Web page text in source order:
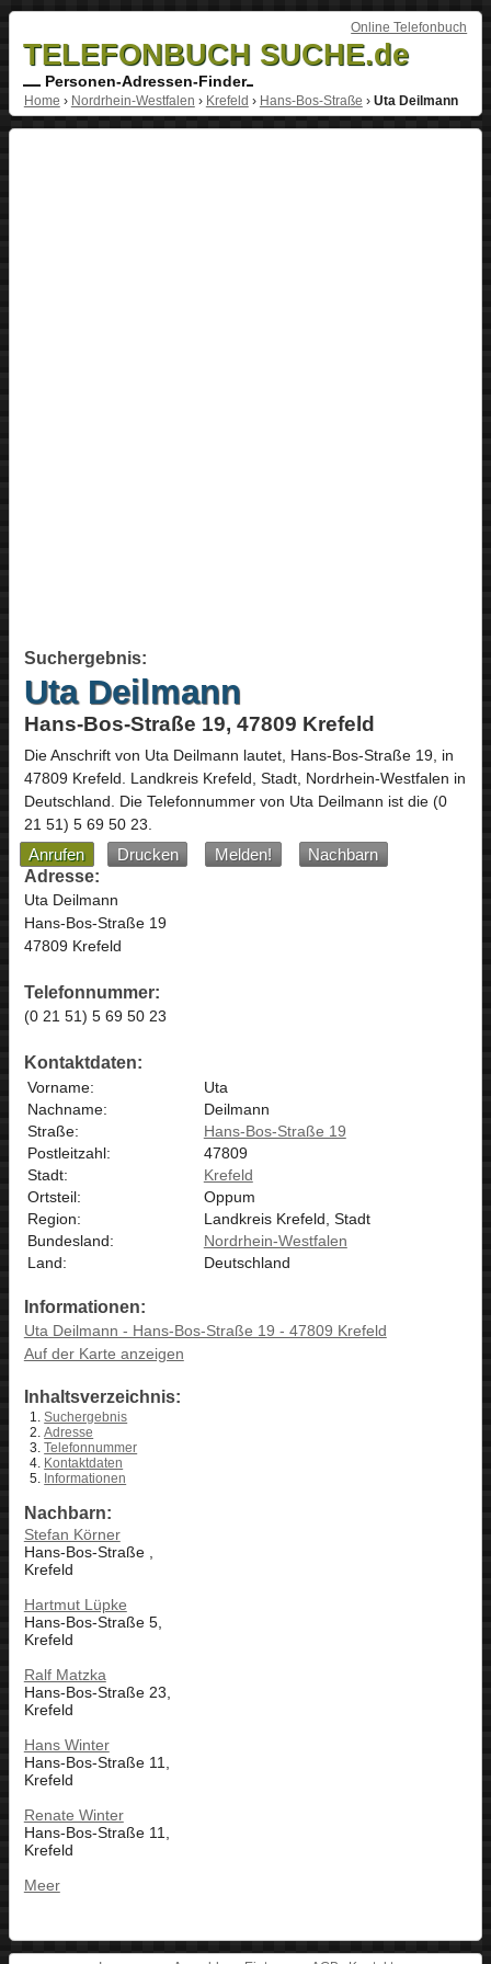
Online Telefonbuch
TELEFONBUCH SUCHE.de
Personen-Adressen-Finder
Home › Nordrhein-Westfalen › Krefeld › Hans-Bos-Straße › Uta Deilmann
Suchergebnis:
Uta Deilmann
Hans-Bos-Straße 19, 47809 Krefeld
Die Anschrift von Uta Deilmann lautet, Hans-Bos-Straße 19, in
47809 Krefeld. Landkreis Krefeld, Stadt, Nordrhein-Westfalen in
Deutschland. Die Telefonnummer von Uta Deilmann ist die (0
21 51) 5 69 50 23.
Anrufen Drucken Melden!
Nachbarn
Adresse:
Uta Deilmann
Hans-Bos-Straße 19
47809 Krefeld
Telefonnummer:
(0 21 51) 5 69 50 23
Kontaktdaten:
Vorname:
Uta
Nachname:
Deilmann
Straße:
Hans-Bos-Straße 19
Postleitzahl:
47809
Stadt:
Krefeld
Ortsteil:
Oppum
Region:
Landkreis Krefeld, Stadt
Bundesland:
Nordrhein-Westfalen
Land:
Deutschland
Informationen:
Uta Deilmann - Hans-Bos-Straße 19 - 47809 Krefeld
Auf der Karte anzeigen
Inhaltsverzeichnis:
Suchergebnis
Adresse
Telefonnummer
Kontaktdaten
Informationen
Nachbarn:
Stefan Körner
Hans-Bos-Straße ,
Krefeld
Hartmut Lüpke
Hans-Bos-Straße 5,
Krefeld
Ralf Matzka
Hans-Bos-Straße 23,
Krefeld
Hans Winter
Hans-Bos-Straße 11,
Krefeld
Renate Winter
Hans-Bos-Straße 11,
Krefeld
Meer